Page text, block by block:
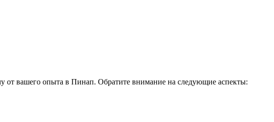
от вашего опыта в Пинап. Обратите внимание на следующие аспекты: